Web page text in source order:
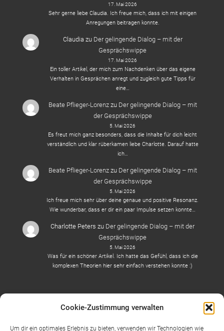
Cookie-Zustimmung verwalten
Um dir ein optimales Erlebnis zu bieten, verwenden wir Technologien wie
17. Mai 2026
Sehr gerne liebe Claudia. Ich freue mich, dass ich mit einigen
Anregungen beitragen konnte.
Claudia zu Der gelingende Dialog – mit der
Gesprächswippe
17. Mai 2026
Ein toller Artikel, der mich zum Nachdenken über das eigene
Verhalten in Gesprächen anregt und zugleich gute Tipps für
eine…
Beate Pflieger-Lorenzzu Der gelingende Dialog – mit
der Gesprächswippe
5. Mai 2026
Es freut mich ganz besonders, dass die Inhalte für dich leicht
verständlich und klar rüberkamen liebe Charlotte. Darauf hatte
ich…
Beate Pflieger-Lorenzzu Der gelingende Dialog – mit
der Gesprächswippe
5. Mai 2026
Ich freue mich sehr über deine genaue und positive Resonanz.
Wie wunderbar, dass er dir ein paar Impulse setzen konnte…
Charlotte Peters zu Der gelingende Dialog – mit der
Gesprächswippe
5. Mai 2026
Was für ein schöner Artikel. Ich hatte das Gefühl, dass ich die
komplexen Theorien hier sehr einfach verstehen konnte :)